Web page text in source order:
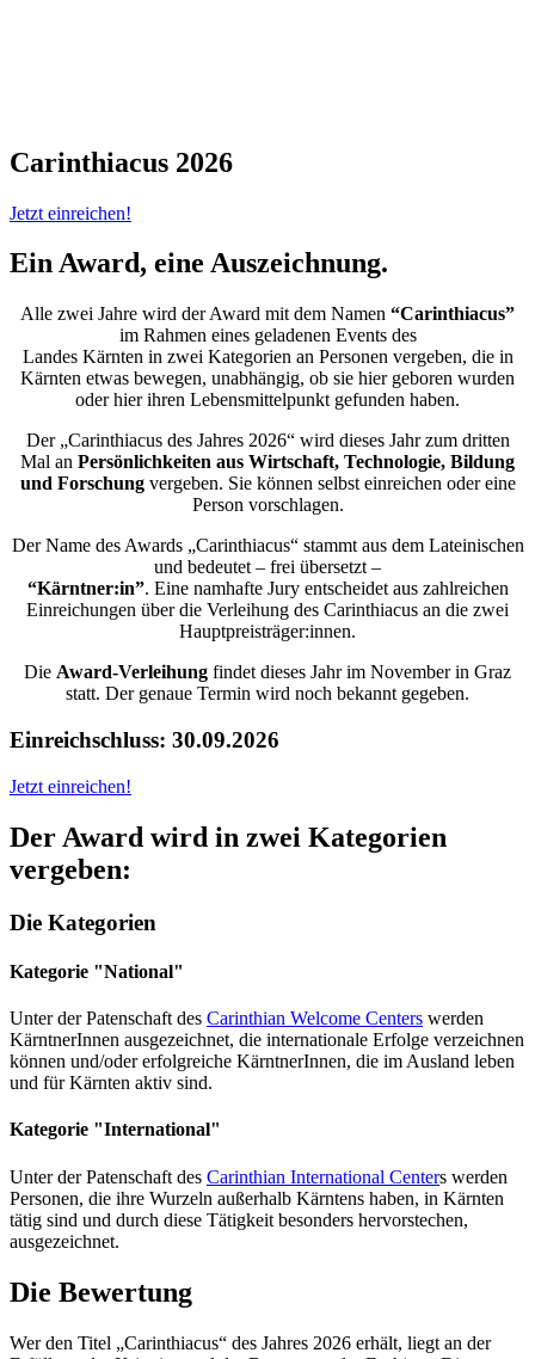
Carinthiacus 2026
Jetzt einreichen!
Ein Award, eine Auszeichnung.
Alle zwei Jahre wird der Award mit dem Namen “Carinthiacus”
im Rahmen eines geladenen Events des
Landes Kärnten in zwei Kategorien an Personen vergeben, die in
Kärnten etwas bewegen, unabhängig, ob sie hier geboren wurden
oder hier ihren Lebensmittelpunkt gefunden haben.
Der „Carinthiacus des Jahres 2026“ wird dieses Jahr zum dritten
Mal an Persönlichkeiten aus Wirtschaft, Technologie, Bildung
und Forschungvergeben. Sie können selbst einreichen oder eine
Person vorschlagen.
Der Name des Awards „Carinthiacus“ stammt aus dem Lateinischen
und bedeutet – frei übersetzt –
“Kärntner:in”. Eine namhafte Jury entscheidet aus zahlreichen
Einreichungen über die Verleihung des Carinthiacus an die zwei
Hauptpreisträger:innen.
Die Award-Verleihung findet dieses Jahr im November in Graz
statt. Der genaue Termin wird noch bekannt gegeben.
Einreichschluss: 30.09.2026
Jetzt einreichen!
Der Award wird in zwei Kategorien
vergeben:
Die Kategorien
Kategorie "National"
Unter der Patenschaft des Carinthian Welcome Centers werden
KärntnerInnen ausgezeichnet, die internationale Erfolge verzeichnen
können und/oder erfolgreiche KärntnerInnen, die im Ausland leben
und für Kärnten aktiv sind.
Kategorie "International"
Unter der Patenschaft des Carinthian International Centers werden
Personen, die ihre Wurzeln außerhalb Kärntens haben, in Kärnten
tätig sind und durch diese Tätigkeit besonders hervorstechen,
ausgezeichnet.
Die Bewertung
Wer den Titel „Carinthiacus“ des Jahres 2026 erhält, liegt an der